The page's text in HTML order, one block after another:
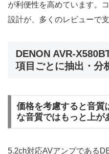
が利便性を高めています。
設計が、多くのレビューで
DENON AVR-
項目ごとに抽出・分
価格を考慮すると音質
な音質ではもっと上が
5.2ch対応AVアンプである